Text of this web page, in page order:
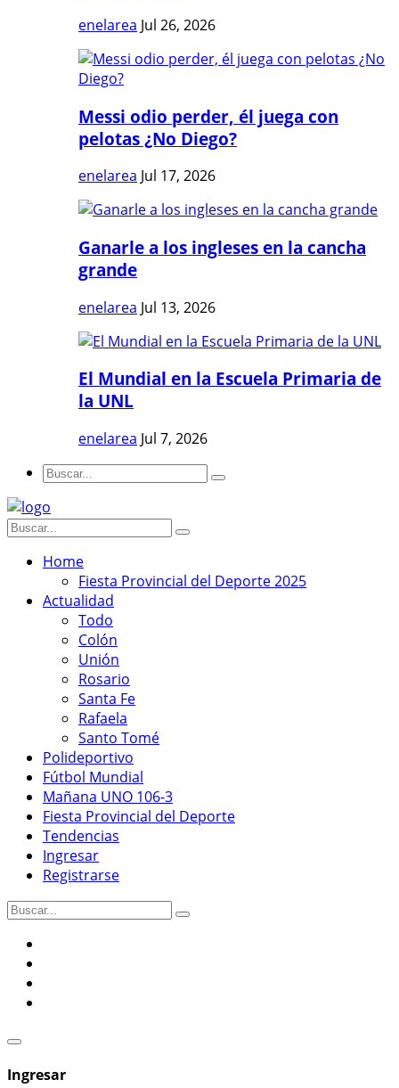
enelarea Jul 26, 2026
Messi odio perder, él juega con
pelotas ¿No Diego?
enelarea Jul 17, 2026
Ganarle a los ingleses en la cancha
grande
enelarea Jul 13, 2026
El Mundial en la Escuela Primaria de
la UNL
enelarea Jul 7, 2026
Home
Fiesta Provincial del Deporte 2025
Actualidad
Todo
Colón
Unión
Rosario
Santa Fe
Rafaela
Santo Tomé
Polideportivo
Fútbol Mundial
Mañana UNO 106-3
Fiesta Provincial del Deporte
Tendencias
Ingresar
Registrarse
Ingresar